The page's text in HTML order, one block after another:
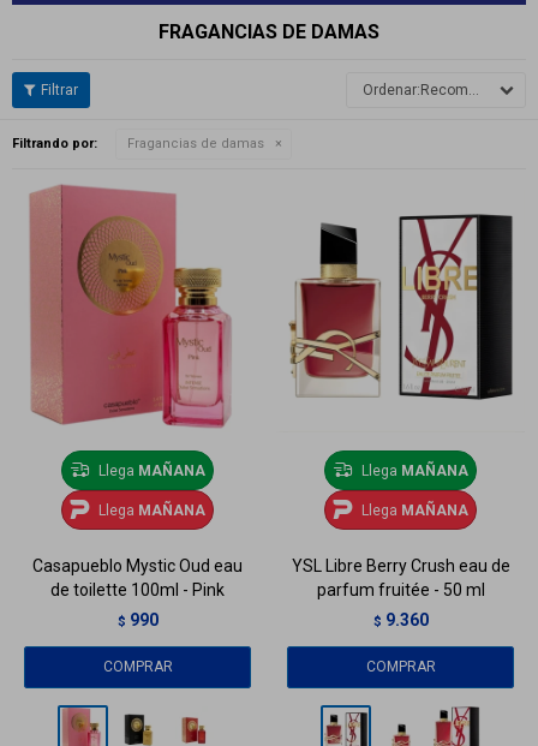
FRAGANCIAS DE DAMAS
Recomendados
Filtrando por: Fragancias de damas
Llega MAÑANA
Llega MAÑANA
Casapueblo Mystic Oud eau
de toilette 100ml - Pink
$ 990
Llega MAÑANA
Llega MAÑANA
YSL Libre Berry Crush eau de
parfum fruitée - 50 ml
$ 9.360